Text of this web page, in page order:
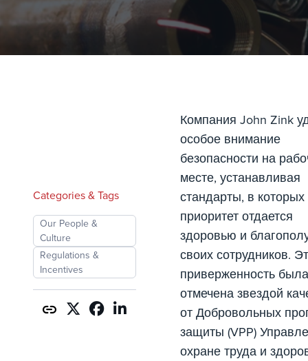
Categories & Tags
Our People &
Culture
Regulations &
Incentives
Компания John Zink
особое внимание
безопасности на
месте, устанавливая
стандарты, в которых
приоритет отдается
здоровью и
своих сотрудников.
приверженность была
отмечена звездой
от Добровольных
защиты (VPP)
охране труда и